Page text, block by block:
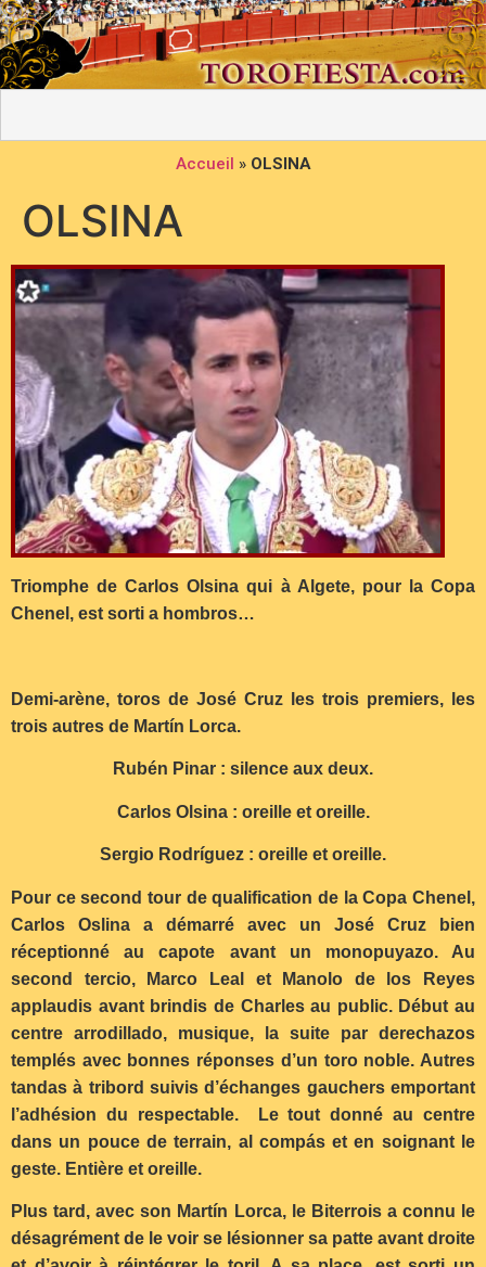
Accueil » OLSINA
OLSINA
Triomphe de Carlos Olsina qui à Algete, pour la Copa
Chenel, est sorti a hombros…
Demi-arène, toros de José Cruz les trois premiers, les
trois autres de Martín Lorca.
Rubén Pinar : silence aux deux.
Carlos Olsina : oreille et oreille.
Sergio Rodríguez : oreille et oreille.
Pour ce second tour de qualification de la Copa Chenel,
Carlos Oslina a démarré avec un José Cruz bien
réceptionné au capote avant un monopuyazo. Au
second tercio, Marco Leal et Manolo de los Reyes
applaudis avant brindis de Charles au public. Début au
centre arrodillado, musique, la suite par derechazos
templés avec bonnes réponses d’un toro noble. Autres
tandas à tribord suivis d’échanges gauchers emportant
l’adhésion du respectable. Le tout donné au centre
dans un pouce de terrain, al compás et en soignant le
geste. Entière et oreille.
Plus tard, avec son Martín Lorca, le Biterrois a connu le
désagrément de le voir se lésionner sa patte avant droite